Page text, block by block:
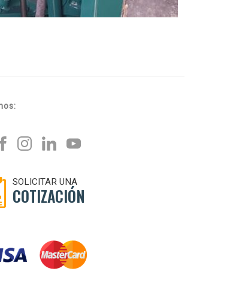
SOLICITAR UNA
COTIZACIÓN